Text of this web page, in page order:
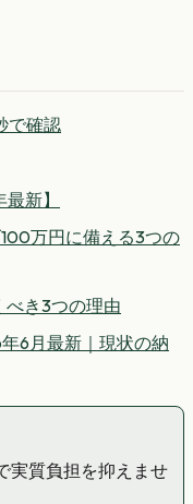
で確認
新】
万円に備える3つの
き3つの理由
6月最新｜現状の納
実質負担を抑えませ